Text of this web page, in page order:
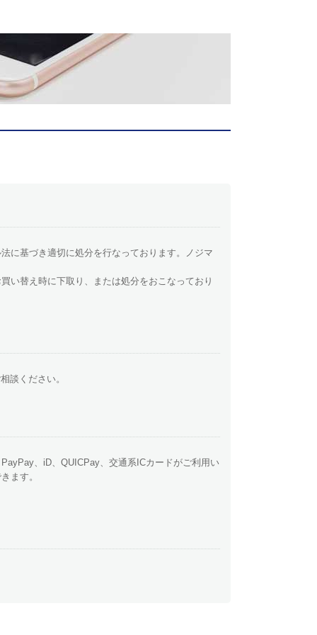
に基づき適切に処分を行なっております。ノジマ
い替え時に下取り、または処分をおこなっており
談ください。
、iD、QUICPay、交通系ICカードがご利用い
ます。